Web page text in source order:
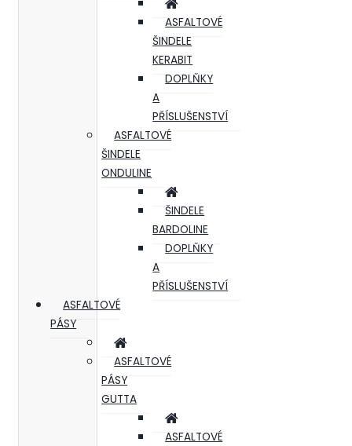
ASFALTOVÉ
ŠINDELE
KERABIT
DOPLŇKY
A
PŘÍSLUŠENSTVÍ
ASFALTOVÉ
ŠINDELE
ONDULINE
ŠINDELE
BARDOLINE
DOPLŇKY
A
PŘÍSLUŠENSTVÍ
ASFALTOVÉ
PÁSY
ASFALTOVÉ
PÁSY
GUTTA
ASFALTOVÉ